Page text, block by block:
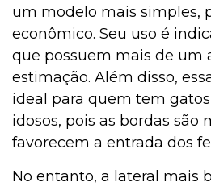
um modelo mais simples,
econômico. Seu uso é
que possuem mais de um
estimação. Além disso,
ideal para quem tem
idosos, pois as bordas são
favorecem a entrada dos
No entanto, a lateral mais